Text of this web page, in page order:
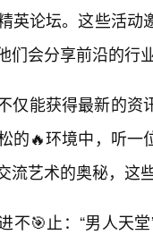
英论坛。这些活
们会分享前沿的行
仅能获得最新的
的🔥环境中，听
流艺术的奥秘，这
不🎯止：“男人天